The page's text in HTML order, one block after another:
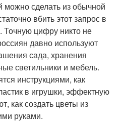
сделать из обычной
вбить этот запрос в
Точную цифру никто не
давно используют
сада, хранения
светильники и мебель.
инструкциями, как
в игрушки, эффектную
как создать цветы из
руками.